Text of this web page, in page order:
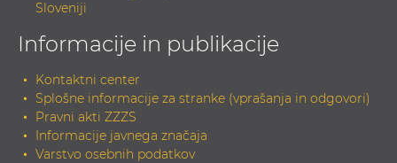
Sloveniji
Informacije in publikacije
Kontaktni center
Splošne informacije za stranke (vprašanja in odgovori)
Pravni akti ZZZS
Informacije javnega značaja
Varstvo osebnih podatkov